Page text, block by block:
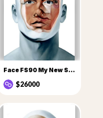
Face FS90 My New Surgery
$26000